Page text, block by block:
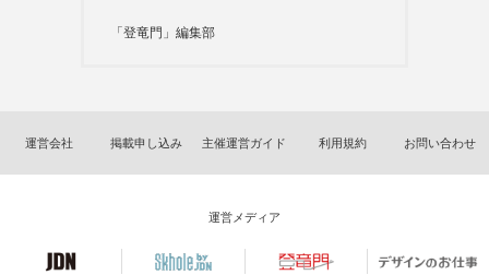
「登竜門」編集部
運営会社 掲載申し込み 主催運営ガイド 利用規約 お問い合わせ
運営メディア